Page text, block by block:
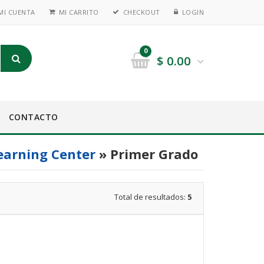
CUENTA MI CARRITO CHECKOUT LOGIN
0
$ 0.00
CONTACTO
Center » Primer Grado
Total de resultados: 5